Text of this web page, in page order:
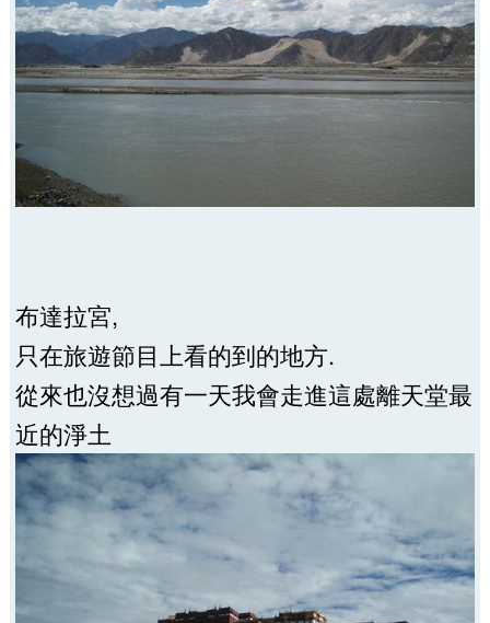
布達拉宮,
只在旅遊節目上看的到的地方.
從來也沒想過有一天我會走進這處離天堂最
近的淨土